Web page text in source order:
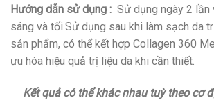
Hướng dẫn sử dụng : Sử dụng ngày 2 lần
sáng và tối.Sử dụng sau khi làm sạch da
sản phẩm, có thể kết hợp Collagen 360
ưu hóa hiệu quả trị liệu da khi cần thiết.
Kết quả có thể khác nhau tuỳ theo cơ